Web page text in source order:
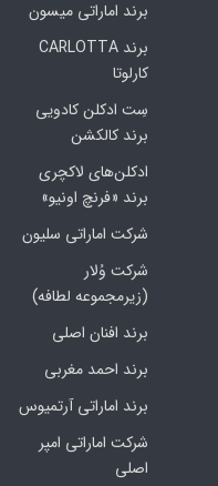
برند اماراتی میسون
برند CARLOTTA
کارلوتا
سِت ادکلن کادویی
برند کالکشن
ادکلن‌های لاکچری
برند «فرنچ اونیو»
شرکت اماراتی سلیون
شرکت وُلار
(زیرمجموعه لطافه)
برند افنان اصلی
برند احمد مغربی
برند اماراتی آرتمیوس
شرکت اماراتی امپر
اصلی